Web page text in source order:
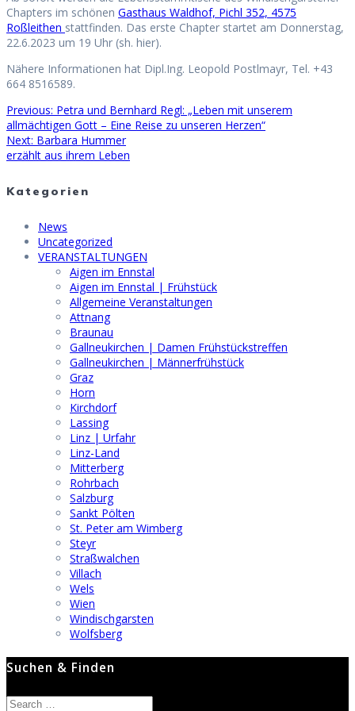
Chapters im schönen Gasthaus Waldhof, Pichl 352, 4575
Roßleithen stattfinden. Das erste Chapter startet am Donnerstag,
22.6.2023 um 19 Uhr (sh. hier).
Nähere Informationen hat Dipl.Ing. Leopold Postlmayr, Tel. +43
664 8516589.
Beitragsnavigation
Previous: Previous
post:
Petra und Bernhard Regl: „Leben mit unserem
allmächtigen Gott – Eine Reise zu unseren Herzen“
Next: Next
post:
Barbara Hummer
erzählt aus ihrem Leben
Kategorien
News
Uncategorized
VERANSTALTUNGEN
Aigen im Ennstal
Aigen im Ennstal | Frühstück
Allgemeine Veranstaltungen
Attnang
Braunau
Gallneukirchen | Damen Frühstückstreffen
Gallneukirchen | Männerfrühstück
Graz
Horn
Kirchdorf
Lassing
Linz | Urfahr
Linz-Land
Mitterberg
Rohrbach
Salzburg
Sankt Pölten
St. Peter am Wimberg
Steyr
Straßwalchen
Villach
Wels
Wien
Windischgarsten
Wolfsberg
Suchen & Finden
Search